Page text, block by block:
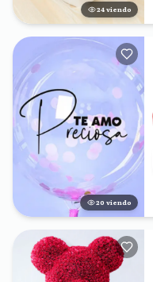
23 viendo
19 viendo